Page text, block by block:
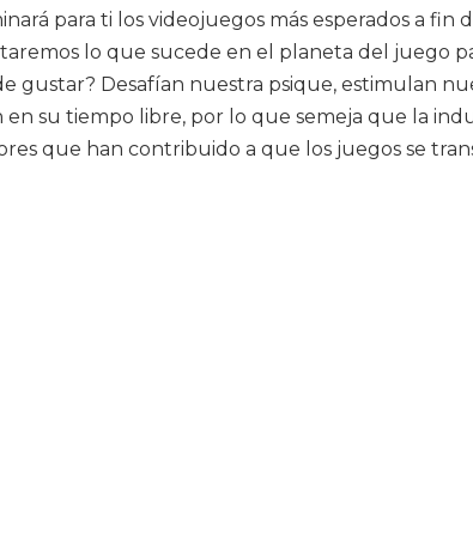
para ti los videojuegos más esperados a
lo que sucede en el planeta del juego
gustar? Desafían nuestra psique, estimulan
en su tiempo libre, por lo que semeja que la
que han contribuido a que los juegos se